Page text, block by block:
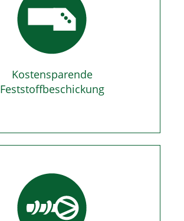
Kostensparende
Feststoffbeschickung